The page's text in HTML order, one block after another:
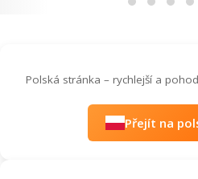
Polská stránka – rychlejší a
Přejít na